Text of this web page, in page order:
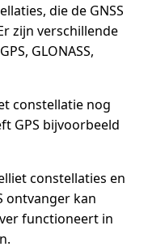
die de GNSS
zijn verschillende
GLONASS,
constellatie nog
GPS bijvoorbeeld
constellaties en
ontvanger kan
functioneert in